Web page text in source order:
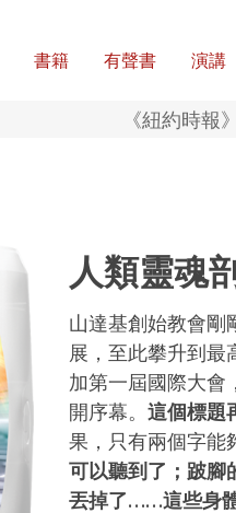
書籍 有聲書 演講
《紐約時報
人類靈魂
山達基創始教會剛
展，至此攀升到最
加第一屆國際大會
開序幕。 這個標題
果，只有兩個字能
可以聽到了；跛腳
丟掉了……這些身